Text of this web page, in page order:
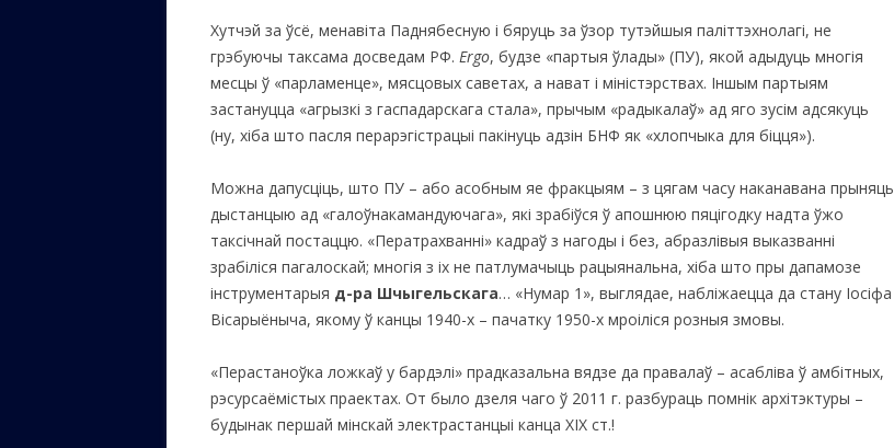
Хутчэй за ўсё, менавіта Паднябесную і бяруць за ўзор тутэйшыя паліттэхнолагі, не
грэбуючы таксама досведам РФ. Ergo, будзе «партыя ўлады» (ПУ), якой адыдуць многія
месцы ў «парламенце», мясцовых саветах, а нават і міністэрствах. Іншым партыям
застануцца «агрызкі з гаспадарскага стала», прычым «радыкалаў» ад яго зусім адсякуць
(ну, хіба што пасля перарэгістрацыі пакінуць адзін БНФ як «хлопчыка для біцця»).
Можна дапусціць, што ПУ – або асобным яе фракцыям – з цягам часу наканавана прыняць
дыстанцыю ад «галоўнакамандуючага», які зрабіўся ў апошнюю пяцігодку надта ўжо
таксічнай постаццю. «Ператрахванні» кадраў з нагоды і без, абразлівыя выказванні
зрабіліся пагалоскай; многія з іх не патлумачыць рацыянальна, хіба што пры дапамозе
інструментарыя д-ра Шчыгельскага… «Нумар 1», выглядае, набліжаецца да стану Іосіфа
Вісарыёныча, якому ў канцы 1940-х – пачатку 1950-х мроіліся розныя змовы.
«Перастаноўка ложкаў у бардэлі» прадказальна вядзе да правалаў – асабліва ў амбітных,
рэсурсаёмістых праектах. От было дзеля чаго ў 2011 г. разбураць помнік архітэктуры –
будынак першай мінскай электрастанцыі канца ХIX ст.!